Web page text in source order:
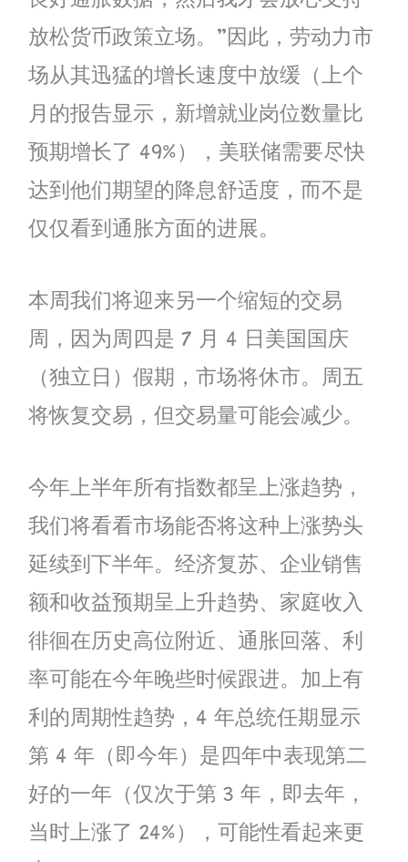
放松货币政策立场。”因此，劳动力市
场从其迅猛的增长速度中放缓（上个
月的报告显示，新增就业岗位数量比
预期增长了 49%），美联储需要尽快
达到他们期望的降息舒适度，而不是
仅仅看到通胀方面的进展。
本周我们将迎来另一个缩短的交易
周，因为周四是 7 月 4 日美国国庆
（独立日）假期，市场将休市。周五
将恢复交易，但交易量可能会减少。
今年上半年所有指数都呈上涨趋势，
我们将看看市场能否将这种上涨势头
延续到下半年。经济复苏、企业销售
额和收益预期呈上升趋势、家庭收入
徘徊在历史高位附近、通胀回落、利
率可能在今年晚些时候跟进。加上有
利的周期性趋势，4 年总统任期显示
第 4 年（即今年）是四年中表现第二
好的一年（仅次于第 3 年，即去年，
当时上涨了 24%），可能性看起来更